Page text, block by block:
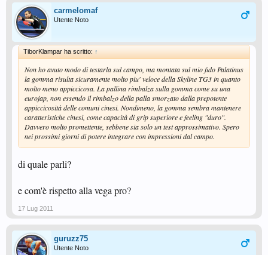
carmelomaf
Utente Noto
TiborKlampar ha scritto: ↑
Non ho avuto modo di testarla sul campo, ma montata sul mio fido Palatinus
la gomma risulta sicuramente molto piu' veloce della Skyline TG3 in quanto
molto meno appiccicosa. La pallina rimbalza sulla gomma come su una
eurojap, non essendo il rimbalzo della palla smorzato dalla prepotente
appiccicosità delle comuni cinesi. Nondimeno, la gomma sembra mantenere
caratteristiche cinesi, come capacità di grip superiore e feeling "duro".
Davvero molto promettente, sebbene sia solo un test approssimativo. Spero
nei prossimi giorni di potere integrare con impressioni dal campo.
di quale parli?
e com'è rispetto alla vega pro?
17 Lug 2011
guruzz75
Utente Noto